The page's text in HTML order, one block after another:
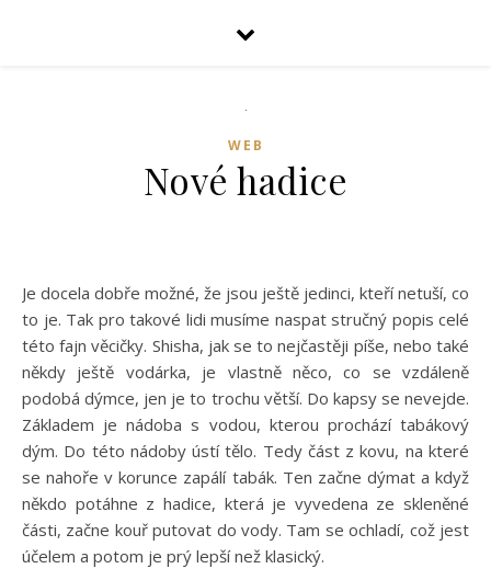
WEB
Nové hadice
Je docela dobře možné, že jsou ještě jedinci, kteří netuší, co
to je. Tak pro takové lidi musíme naspat stručný popis celé
této fajn věcičky. Shisha, jak se to nejčastěji píše, nebo také
někdy ještě vodárka, je vlastně něco, co se vzdáleně
podobá dýmce, jen je to trochu větší. Do kapsy se nevejde.
Základem je nádoba s vodou, kterou prochází tabákový
dým. Do této nádoby ústí tělo. Tedy část z kovu, na které
se nahoře v korunce zapálí tabák. Ten začne dýmat a když
někdo potáhne z hadice, která je vyvedena ze skleněné
části, začne kouř putovat do vody. Tam se ochladí, což jest
účelem a potom je prý lepší než klasický.